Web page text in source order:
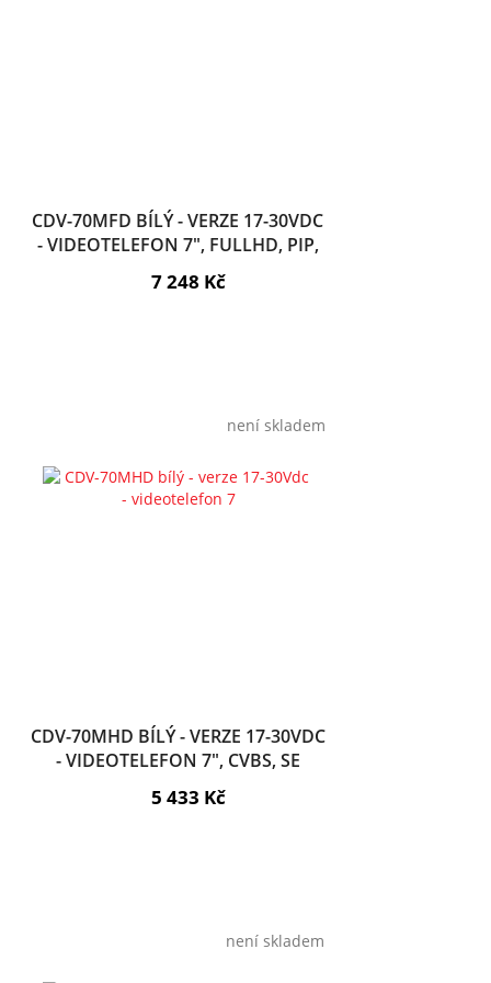
CDV-70MFD BÍLÝ - VERZE 17-30VDC
- VIDEOTELEFON 7", FULLHD, PIP,
DOTYK., PAMĚŤ
7 248 Kč
není skladem
CDV-70MHD BÍLÝ - VERZE 17-30VDC
- VIDEOTELEFON 7", CVBS, SE
SLUCH., 2 VST.
5 433 Kč
není skladem